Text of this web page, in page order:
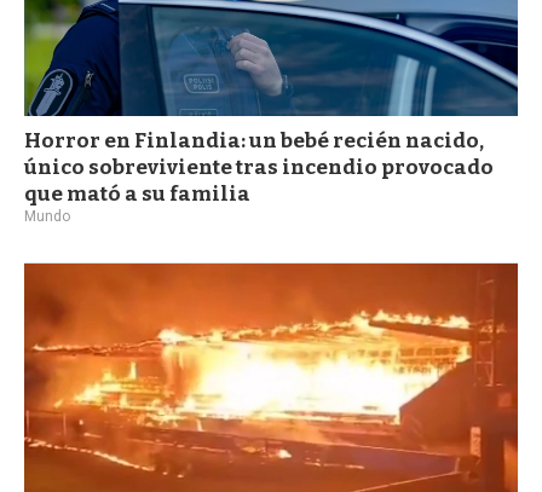
Horror en Finlandia: un bebé recién nacido,
único sobreviviente tras incendio provocado
que mató a su familia
Mundo